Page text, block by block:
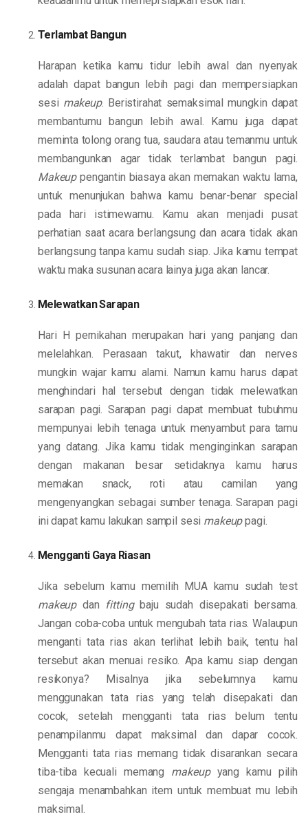
Terlambat Bangun
Harapan ketika kamu tidur lebih awal dan nyenyak
adalah dapat bangun lebih pagi dan mempersiapkan
sesi makeup. Beristirahat semaksimal mungkin dapat
membantumu bangun lebih awal. Kamu juga dapat
meminta tolong orang tua, saudara atau temanmu untuk
membangunkan agar tidak terlambat bangun pagi.
Makeuppengantin biasaya akan memakan waktu lama,
untuk menunjukan bahwa kamu benar-benar special
pada hari istimewamu. Kamu akan menjadi pusat
perhatian saat acara berlangsung dan acara tidak akan
berlangsung tanpa kamu sudah siap. Jika kamu tempat
waktu maka susunan acara lainya juga akan lancar.
Melewatkan Sarapan
Hari H pernikahan merupakan hari yang panjang dan
melelahkan. Perasaan takut, khawatir dan nerves
mungkin wajar kamu alami. Namun kamu harus dapat
menghindari hal tersebut dengan tidak melewatkan
sarapan pagi. Sarapan pagi dapat membuat tubuhmu
mempunyai lebih tenaga untuk menyambut para tamu
yang datang. Jika kamu tidak menginginkan sarapan
dengan makanan besar setidaknya kamu harus
memakan snack, roti atau camilan yang
mengenyangkan sebagai sumber tenaga. Sarapan pagi
ini dapat kamu lakukan sampil sesi makeuppagi.
Mengganti Gaya Riasan
Jika sebelum kamu memilih MUA kamu sudah test
makeup dan fittingbaju sudah disepakati bersama.
Jangan coba-coba untuk mengubah tata rias. Walaupun
menganti tata rias akan terlihat lebih baik, tentu hal
tersebut akan menuai resiko. Apa kamu siap dengan
resikonya? Misalnya jika sebelumnya kamu
menggunakan tata rias yang telah disepakati dan
cocok, setelah mengganti tata rias belum tentu
penampilanmu dapat maksimal dan dapar cocok.
Mengganti tata rias memang tidak disarankan secara
tiba-tiba kecuali memang makeupyang kamu pilih
sengaja menambahkan item untuk membuat mu lebih
maksimal.